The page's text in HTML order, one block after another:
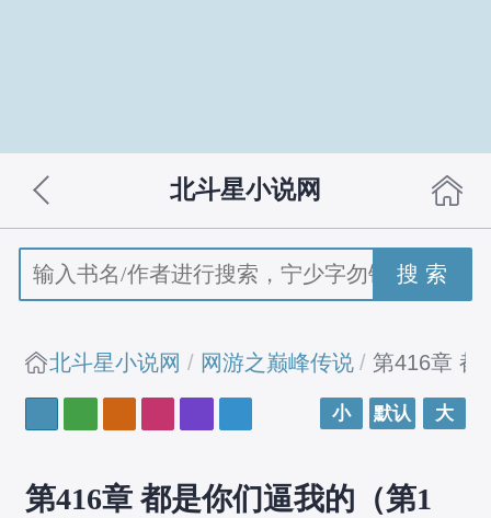
北斗星小说网
搜 索
北斗星小说网 网游之巅峰传说 第416章 都
小 默认 大
第416章 都是你们逼我的（第1